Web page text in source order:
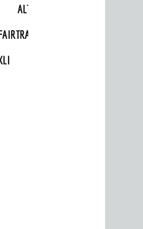
ALTLASTEN